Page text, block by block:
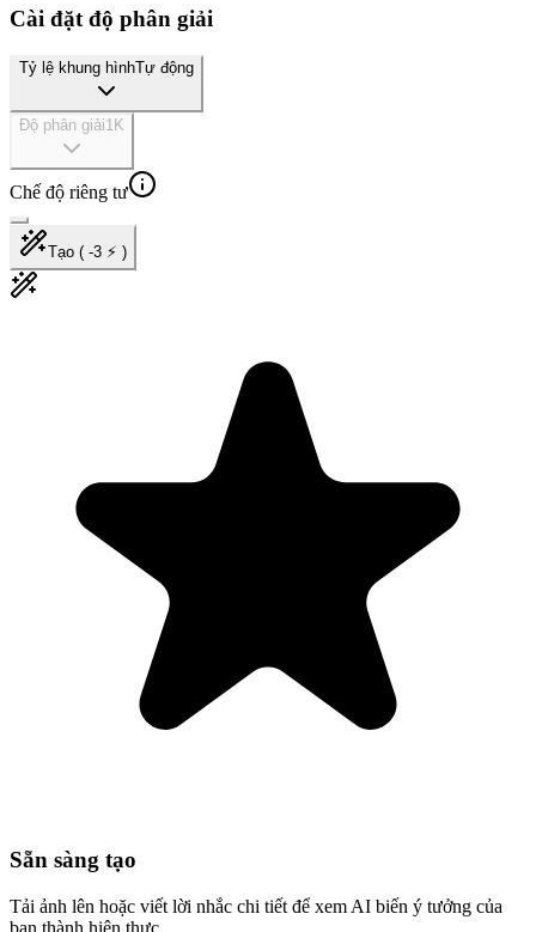
Cài đặt độ phân giải
Tỷ lệ khung hìnhTự động
Độ phân giải1K
Chế độ riêng tư
Tạo ( -3 ⚡ )
Sẵn sàng tạo
Tải ảnh lên hoặc viết lời nhắc chi tiết để xem AI biến ý tưởng của
bạn thành hiện thực.